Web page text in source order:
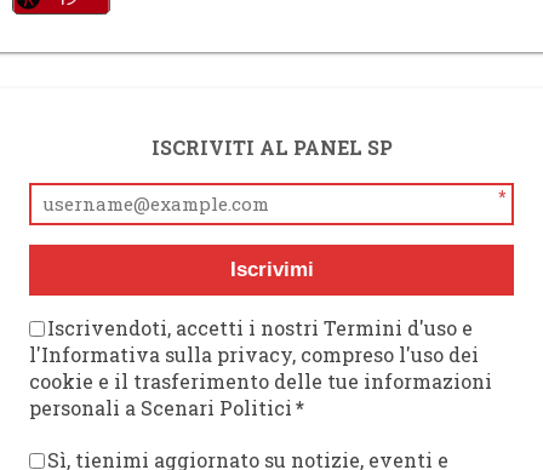
ISCRIVITI AL PANEL SP
*
Iscrivimi
Iscrivendoti, accetti i nostri Termini d'uso e
l'Informativa sulla privacy, compreso l'uso dei
cookie e il trasferimento delle tue informazioni
personali a Scenari Politici*
Sì, tienimi aggiornato su notizie, eventi e